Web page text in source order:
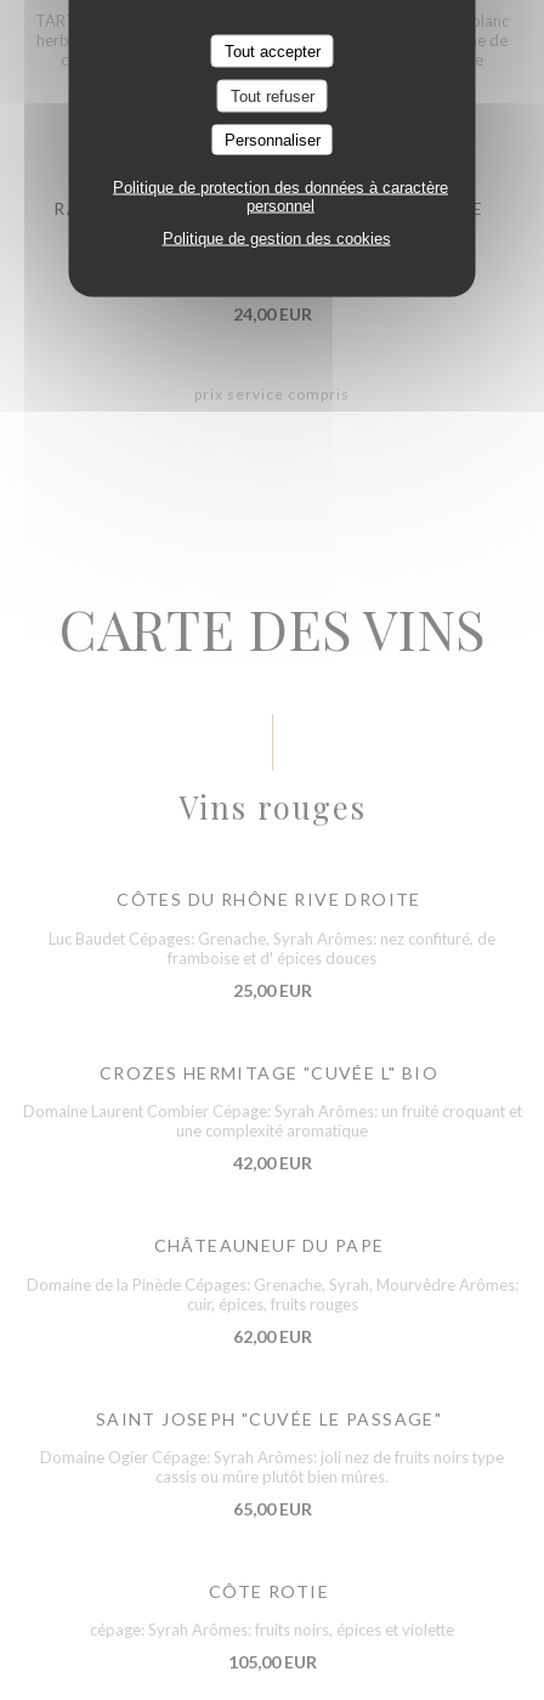
Tout accepter
Tout refuser
Personnaliser
Politique de protection des données à caractère
personnel
Politique de gestion des cookies
TARTIFLETTE: pommes de terre, oignons, crème, lardons, vin blanc
herbes et Reblochon TARTICHEVRE: base de tartiflette + tomme de
chèvre RACLIFLETTE: base de tartiflette + fromage à raclette
Liste des allergènes
22,00 EUR
RAVIOLES ARTISANALES SAUCE FORESTIERE
plat végétarien
24,00 EUR
prix service compris
CARTE DES VINS
Vins rouges
CÔTES DU RHÔNE RIVE DROITE
Luc Baudet Cépages: Grenache, Syrah Arômes: nez confituré, de
framboise et d' épices douces
25,00 EUR
CROZES HERMITAGE "CUVÉE L" BIO
Domaine Laurent Combier Cépage: Syrah Arômes: un fruité croquant et
une complexité aromatique
42,00 EUR
CHÂTEAUNEUF DU PAPE
Domaine de la Pinède Cépages: Grenache, Syrah, Mourvèdre Arômes:
cuir, épices, fruits rouges
62,00 EUR
SAINT JOSEPH "CUVÉE LE PASSAGE"
Domaine Ogier Cépage: Syrah Arômes: joli nez de fruits noirs type
cassis ou mûre plutôt bien mûres.
65,00 EUR
CÔTE ROTIE
cépage: Syrah Arômes: fruits noirs, épices et violette
105,00 EUR